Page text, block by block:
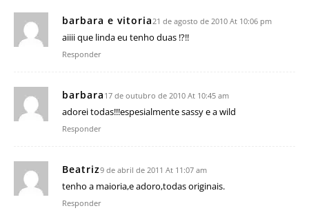
barbara e vitoria 21 de agosto de 2010 At 10:06 pm
aiiii que linda eu tenho duas !?!!
Responder
barbara 17 de outubro de 2010 At 10:45 am
adorei todas!!!espesialmente sassy e a wild
Responder
Beatriz9 de abril de 2011 At 11:07 am
tenho a maioria,e adoro,todas originais.
Responder